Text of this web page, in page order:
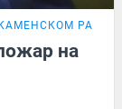
на